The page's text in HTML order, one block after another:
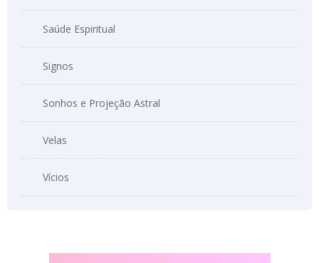
Saúde Espiritual
Signos
Sonhos e Projeção Astral
Velas
Vícios